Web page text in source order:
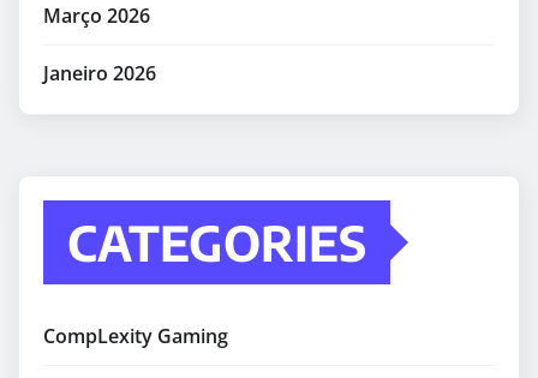
Março 2026
Janeiro 2026
CATEGORIES
CompLexity Gaming